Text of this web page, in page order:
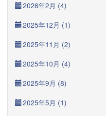
2026年2月 (4)
2025年12月 (1)
2025年11月 (2)
2025年10月 (4)
2025年9月 (8)
2025年5月 (1)